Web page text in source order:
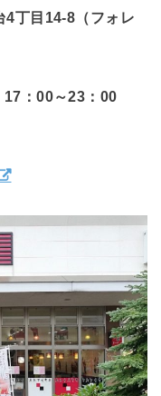
4丁目14-8（フォレ
17：00～23：00